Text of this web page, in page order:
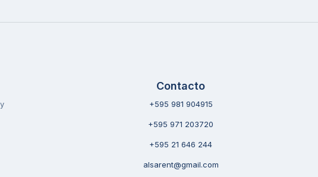
Contacto
+595 981 904915
+595 971 203720
+595 21 646 244
alsarent@gmail.com